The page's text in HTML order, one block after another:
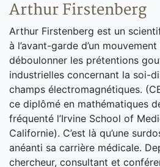
Arthur Firstenberg
Arthur Firstenberg est un
à l’avant-garde d’un
déboulonner les prétentions
industrielles concernant la soi-
champs électromagnétiques.
ce diplômé en mathématiques
fréquenté l’Irvine School of
Californie). C’est là qu’une
anéanti sa carrière médicale.
chercheur, consultant et